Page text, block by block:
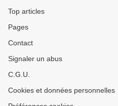
Top articles
Pages
Contact
Signaler un abus
C.G.U.
Cookies et données personnelles